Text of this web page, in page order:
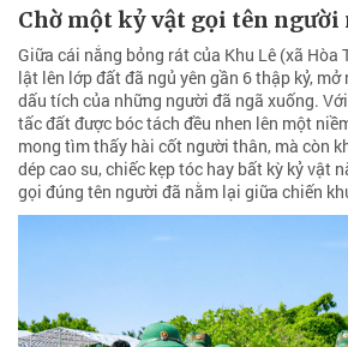
Chờ một kỷ vật gọi tên người
Giữa cái nắng bỏng rát của Khu Lê (xã Hòa
lật lên lớp đất đã ngủ yên gần 6 thập kỷ,
dấu tích của những người đã ngã xuống.
tấc đất được bóc tách đều nhen lên một
mong tìm thấy hài cốt người thân, mà còn
dép cao su, chiếc kẹp tóc hay bất kỳ kỷ vật
gọi đúng tên người đã nằm lại giữa chiến